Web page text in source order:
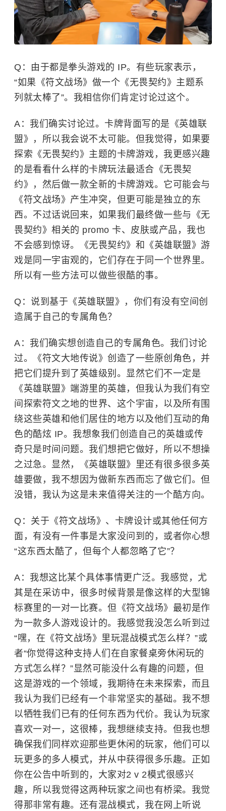
Q：由于都是拳头游戏的 IP。有些玩家表示，
“如果《符文战场》做一个《无畏契约》主题系
列就太棒了”。我相信你们肯定讨论过这个。
A： 我们确实讨论过。卡牌背面写的是《英雄联
盟》，所以我会说不太可能。但我觉得，如果要
探索《无畏契约》主题的卡牌游戏，我更感兴趣
的是看看什么样的卡牌玩法最适合《无畏契
约》，然后做一款全新的卡牌游戏。它可能会与
《符文战场》产生冲突，但更可能是独立的东
西。不过话说回来，如果我们最终做一些与《无
畏契约》相关的 promo 卡、皮肤或产品，我也
不会感到惊讶。《无畏契约》和《英雄联盟》游
戏是同一宇宙观的，它们存在于同一个世界里。
所以有一些方法可以做些很酷的事。
Q：说到基于《英雄联盟》，你们有没有空间创
造属于自己的专属角色？
A：我们确实想创造自己的专属角色。我们讨论
过。《符文大地传说》创造了一些原创角色，并
把它们提升到了英雄级别。显然它们不一定是
《英雄联盟》端游里的英雄，但我认为我们有空
间探索符文之地的世界、这个宇宙，以及所有围
绕这些英雄和他们居住的地方以及他们互动的角
色的酷炫 IP。我想象我们创造自己的英雄或传
奇只是时间问题。我们想把它做好，所以不想操
之过急。显然，《英雄联盟》里还有很多很多英
雄要做，我不想因为做新东西而忘了做它们。但
没错，我认为这是未来值得关注的一个酷方向。
Q：关于《符文战场》、卡牌设计或其他任何方
面，有没有一件事是大家没问到的，或者你心想
“这东西太酷了，但每个人都忽略了它”？
A：我想这比某个具体事情更广泛。我感觉，尤
其是在采访中，很多时候背景是像这样的大型锦
标赛里的一对一比赛。 但《符文战场》最初是作
为一款多人游戏设计的。我感觉我没怎么听到过
“嘿，在《符文战场》里玩混战模式怎么样？”或
者“你觉得这种支持人们在自家餐桌旁休闲玩的
方式怎么样？”显然可能没什么有趣的问题，但
这是游戏的一个领域，我期待在未来探索，而且
我认为我们已经有一个非常坚实的基础。我不想
以牺牲我们已有的任何东西为代价。我认为玩家
喜欢一对一，这很棒，我想继续支持。但我也想
确保我们同样欢迎那些更休闲的玩家，他们可以
玩更多的多人模式，并从中获得很多乐趣。正如
你在公告中听到的，大家对2 v 2模式很感兴
趣，所以我觉得这两种玩家之间也有桥梁。我觉
得那非常有趣。还有混战模式，我在网上听说